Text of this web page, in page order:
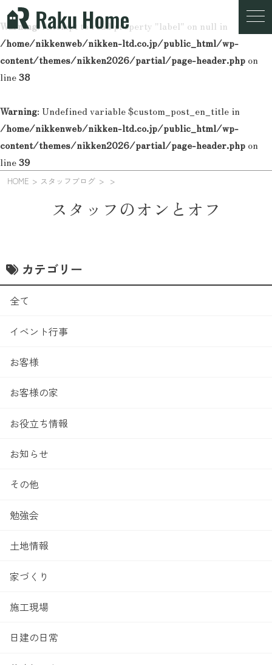
Warning: Attempt to read property "label" on null in
/home/nikkenweb/nikken-ltd.co.jp/public_html/wp-
content/themes/nikken2026/partial/page-header.php on
line38
Warning: Undefined variable $custom_post_en_title in
/home/nikkenweb/nikken-ltd.co.jp/public_html/wp-
content/themes/nikken2026/partial/page-header.php on
line39
HOME スタッフブログ
スタッフのオンとオフ
カテゴリー
全て
イベント行事
お客様
お客様の家
お役立ち情報
お知らせ
その他
勉強会
土地情報
家づくり
施工現場
日建の日常